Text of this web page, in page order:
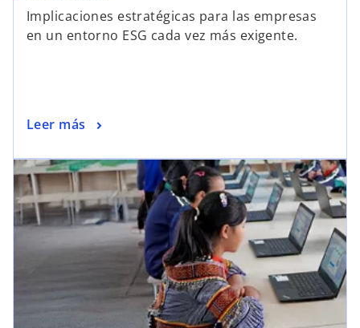
Implicaciones estratégicas para las empresas
en un entorno ESG cada vez más exigente.
Leer más